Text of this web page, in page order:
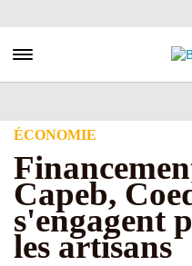
au
principal
Toggle navigation
ÉCONOMIE
Capeb,
s'engagent
les artisans